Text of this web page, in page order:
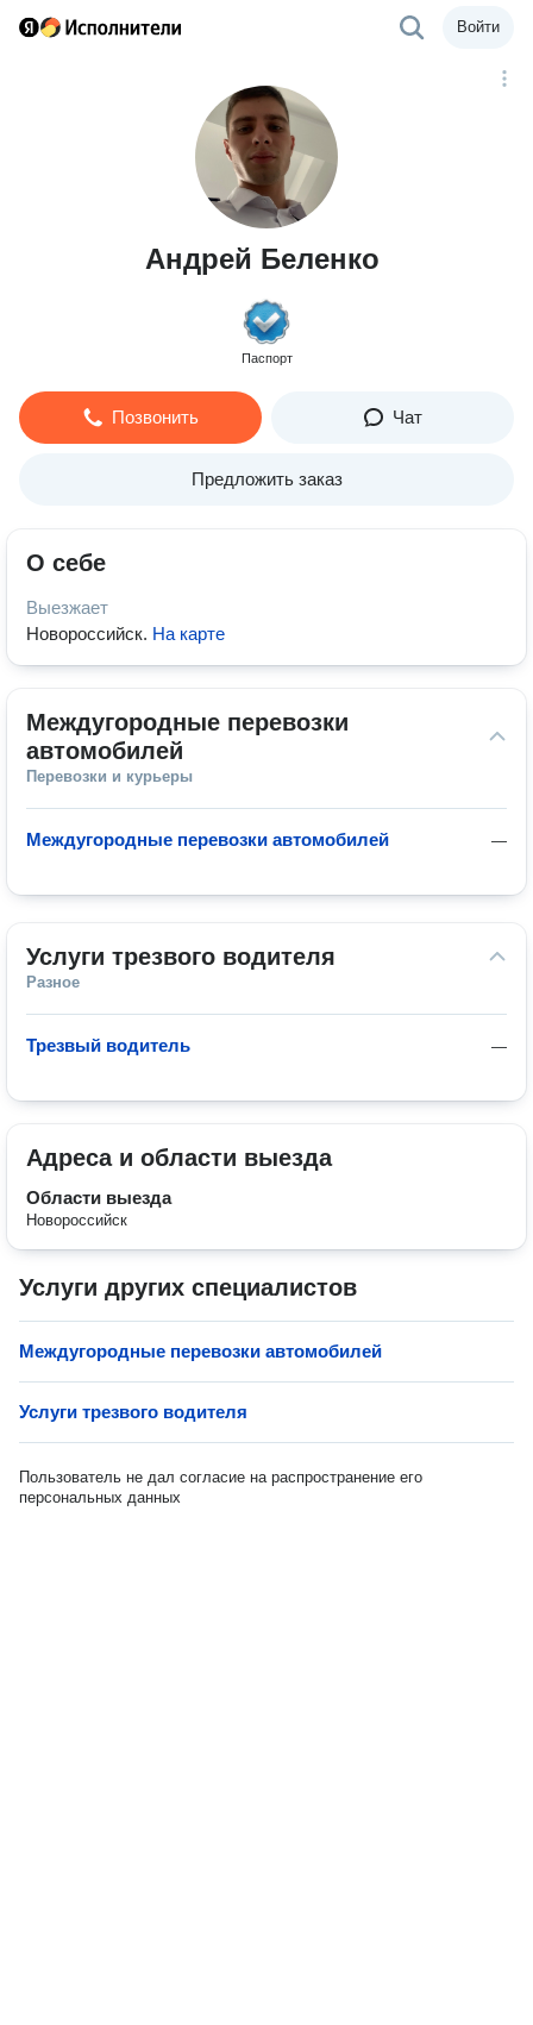
Войти
Андрей Беленко
Паспорт
Позвонить Чат
Предложить заказ
О себе
Выезжает
Новороссийск. На карте
Междугородные перевозки
автомобилей
Перевозки и курьеры
—
Междугородные перевозки автомобилей
Услуги трезвого водителя
Разное
—
Трезвый водитель
Адреса и области выезда
Области выезда
Новороссийск
Услуги других специалистов
Междугородные перевозки автомобилей
Услуги трезвого водителя
Пользователь не дал согласие на распространение его
персональных данных